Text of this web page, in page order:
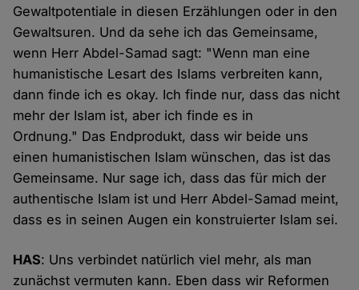
Gewaltpotentiale in diesen Erzählungen oder in den
Gewaltsuren. Und da sehe ich das Gemeinsame,
wenn Herr Abdel-Samad sagt: "Wenn man eine
humanistische Lesart des Islams verbreiten kann,
dann finde ich es okay. Ich finde nur, dass das nicht
mehr der Islam ist, aber ich finde es in
Ordnung." Das Endprodukt, dass wir beide uns
einen humanistischen Islam wünschen, das ist das
Gemeinsame. Nur sage ich, dass das für mich der
authentische Islam ist und Herr Abdel-Samad meint,
dass es in seinen Augen ein konstruierter Islam sei.
HAS: Uns verbindet natürlich viel mehr, als man
zunächst vermuten kann. Eben dass wir Reformen